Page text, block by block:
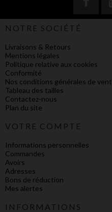
NOTRE SOCIÉTÉ
Livraisons & Retours
Mentions légales
Politique relative aux cookies
Conformité
Nos conditions générales de
Tableau des tailles
Contactez-nous
Plan du site
VOTRE COMPTE
Informations personnelles
Commandes
Avoirs
Adresses
Bons de réduction
Mes alertes
INFORMATIONS